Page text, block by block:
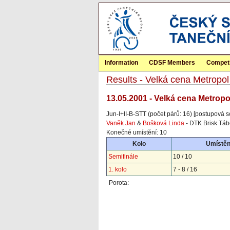
Information CDSF Members
Results - Velká cena Metropol
13.05.2001 - Velká cena
Jun-I+II-B-STT (počet párů: 16) [postupová
Vaněk Jan & Bošková Linda - DTK Brisk
Konečné umístění: 10
Kolo
Semifinále
10 / 10
1. kolo
7 - 8 / 16
Porota: